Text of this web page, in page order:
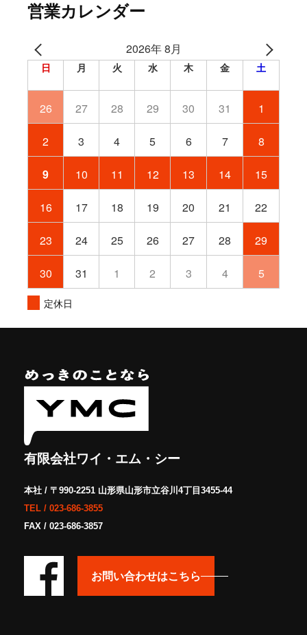
営業カレンダー
2026年 8月
日 月 火 水 木 金 土
26 27 28 29 30 31 1
2 3 4 5 6 7 8
9 10 11 12 13 14 15
16 17 18 19 20 21 22
23 24 25 26 27 28 29
30 31 1 2 3 4 5
定休日
有限会社ワイ・エム・シー
本社 / 〒990-2251 山形県山形市立谷川4丁目3455-44
TEL / 023-686-3855
FAX / 023-686-3857
お問い合わせはこちら